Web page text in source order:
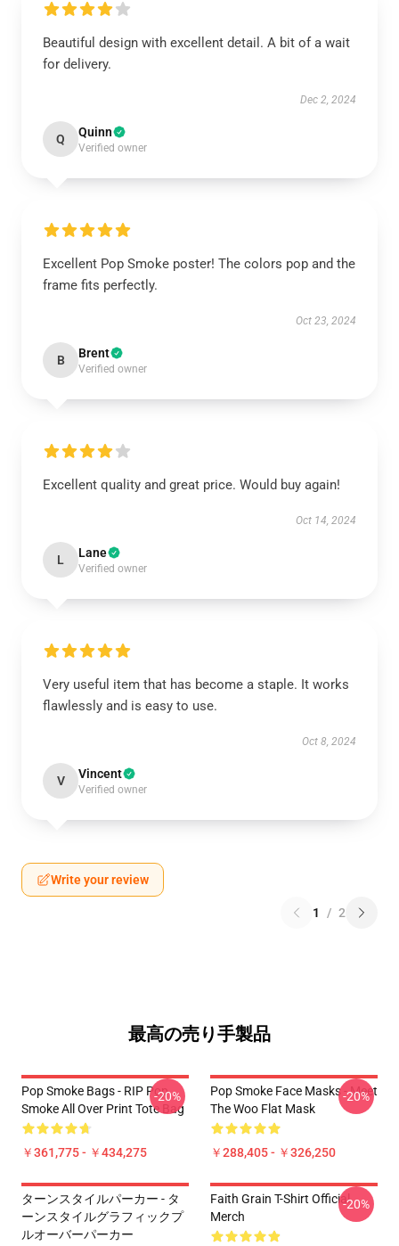
Beautiful design with excellent detail. A bit of a wait
for delivery.
Dec 2, 2024
Q Quinn
Verified owner
Excellent Pop Smoke poster! The colors pop and the
frame fits perfectly.
Oct 23, 2024
B Brent
Verified owner
Excellent quality and great price. Would buy again!
Oct 14, 2024
L Lane
Verified owner
Very useful item that has become a staple. It works
flawlessly and is easy to use.
Oct 8, 2024
V Vincent
Verified owner
Write your review
1 / 2
最高の売り手製品
Pop Smoke Bags - RIP Pop
Smoke All Over Print Tote Bag
￥361,775 - ￥434,275
-20%
Pop Smoke Face Masks - Meet
The Woo Flat Mask
￥288,405 - ￥326,250
-20%
ターンスタイルパーカー - タ
ーンスタイルグラフィックプ
ルオーバーパーカー
Faith Grain T-Shirt Official
Merch
-20%